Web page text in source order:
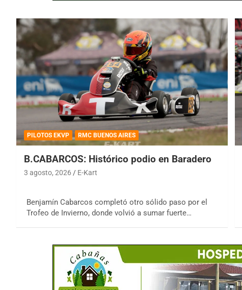
PILOTOS EKVP RMC BUENOS AIRES
B.CABARCOS: Histórico podio en Baradero
3 agosto, 2026 E-Kart
Benjamín Cabarcos completó otro sólido paso por el
Trofeo de Invierno, donde volvió a sumar fuerte…